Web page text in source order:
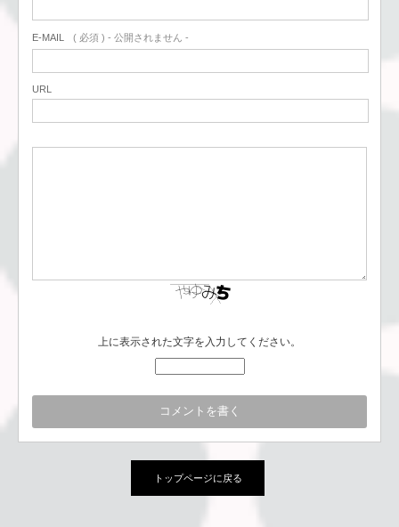
E-MAIL ( 必須 ) - 公開されません -
URL
上に表示された文字を入力してください。
トップページに戻る